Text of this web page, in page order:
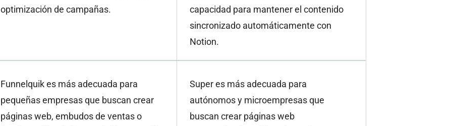
optimización de campañas.
capacidad para mantener el contenido
sincronizado automáticamente con
Notion.
Funnelquik es más adecuada para
pequeñas empresas que buscan crear
páginas web, embudos de ventas o
Super es más adecuada para
autónomos y microempresas que
buscan crear páginas web